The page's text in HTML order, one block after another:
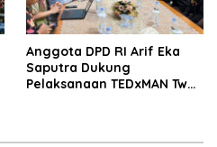
Anggota DPD RI Arif Eka
Saputra Dukung
Pelaksanaan TEDxMAN Two